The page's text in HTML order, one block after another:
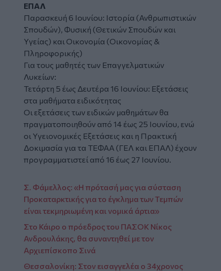
ΕΠΑΛ
Παρασκευή 6 Ιουνίου: Ιστορία (Ανθρωπιστικών
Σπουδών), Φυσική (Θετικών Σπουδών και
Υγείας) και Οικονομία (Οικονομίας &
Πληροφορικής)
Για τους μαθητές των Επαγγελματικών
Λυκείων:
Τετάρτη 5 έως Δευτέρα 16 Ιουνίου: Εξετάσεις
στα μαθήματα ειδικότητας
Οι εξετάσεις των ειδικών μαθημάτων θα
πραγματοποιηθούν από 14 έως 25 Ιουνίου, ενώ
οι Υγειονομικές Εξετάσεις και η Πρακτική
Δοκιμασία για τα ΤΕΦΑΑ (ΓΕΛ και ΕΠΑΛ) έχουν
προγραμματιστεί από 16 έως 27 Ιουνίου.
Σ. Φάμελλος: «Η πρότασή μας για σύσταση
Προκαταρκτικής για το έγκλημα των Τεμπών
είναι τεκμηριωμένη και νομικά άρτια»
Στο Κάιρο ο πρόεδρος του ΠΑΣΟΚ Νίκος
Ανδρουλάκης, θα συναντηθεί με τον
Αρχιεπίσκοπο Σινά
Θεσσαλονίκη: Στον εισαγγελέα ο 34χρονος